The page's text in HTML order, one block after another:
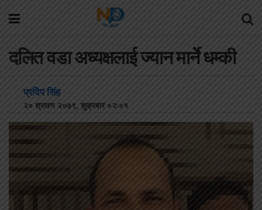
दलित वडा अध्यक्षलाई ज्यान मार्ने धम्की
प्रदिप सिंह
२० श्रावण २०७९, शुक्रबार ०२:०१